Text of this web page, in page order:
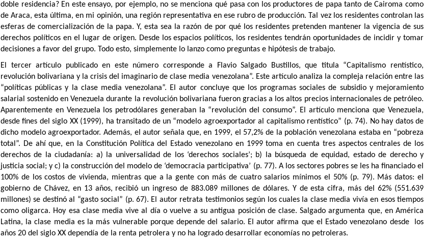
doble residencia? En este ensayo, por ejemplo, no se menciona qué pasa con los productores de papa tanto de Cairoma como
de Araca, esta última, en mi opinión, una región representativa en ese rubro de producción. Tal vez los residentes controlan las
esferas de comercialización de la papa.Y, esta sea la razón de por qué los residentes pretenden mantener la vigencia de sus
derechos políticos en el lugar de origen. Desde los espacios políticos, los residentes tendrán oportunidades de incidir y tomar
decisiones a favor del grupo. Todo esto, simplemente lo lanzo como preguntas e hipótesis de trabajo.
El tercer artículo publicado en este número corresponde a Flavio Salgado Bustillos, que titula “Capitalismo rentístico,
revolución bolivariana y la crisis del imaginario de clase media venezolana”. Este artículo analiza la compleja relación entre las
“políticas públicas y la clase media venezolana”. El autor concluye que los programas sociales de subsidio y mejoramiento
salarial sostenido en Venezuela durante la revolución bolivariana fueron gracias a los altos precios internacionales de petróleo.
Aparentemente en Venezuela los petrodólares generaban la “revolución del consumo”. El artículo menciona que Venezuela,
desde fines del siglo XX (1999), ha transitado de un “modelo agroexportador al capitalismo rentístico” (p. 74). No hay datos de
dicho modelo agroexportador. Además, el autor señala que, en 1999, el 57,2% de la población venezolana estaba en “pobreza
total”. De ahí que, en la Constitución Política del Estado venezolano en 1999 toma en cuenta tres aspectos centrales de los
derechos de la ciudadanía: a) la universalidad de los ‘derechos sociales’; b) la búsqueda de equidad, estado de derecho y
justicia social; y c) la construcción del modelo de ‘democracia participativa’ (p. 77). A los sectores pobres se les ha financiado el
100% de los costos de vivienda, mientras que a la gente con más de cuatro salarios mínimos el 50% (p. 79). Más datos: el
gobierno de Chávez, en 13 años, recibió un ingreso de 883.089 millones de dólares. Y de esta cifra, más del 62% (551.639
millones) se destinó al “gasto social” (p. 67). El autor retrata testimonios según los cuales la clase media vivía en esos tiempos
como oligarca. Hoy esa clase media vive al día o vuelve a su antigua posición de clase. Salgado argumenta que, en América
Latina, la clase media es la más vulnerable porque depende del salario. El autor afirma que el Estado venezolano desde los
años 20 del siglo XX dependía de la renta petrolera y no ha logrado desarrollar economías no petroleras.